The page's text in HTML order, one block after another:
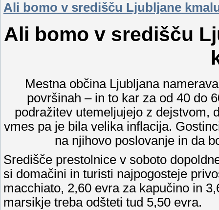
Ali bomo v središču Ljubljane
Ali bomo v središču
Mestna občina Ljubljana
površinah – in to kar za od 40 do
podražitev utemeljujejo z dejstvom,
vmes pa je bila velika inflacija.
na njihovo poslovanje in da
Središče prestolnice v soboto
si domačini in turisti najpogosteje
macchiato, 2,60 evra za kapučino in
marsikje treba odšteti tud 5,50 evra.